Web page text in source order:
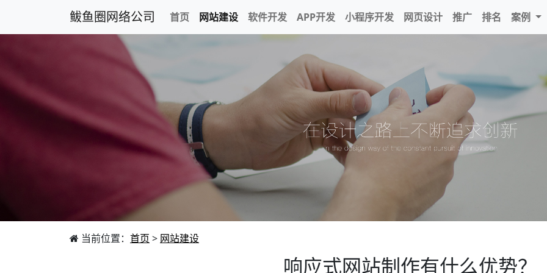
鲅鱼圈网络公司 首页 网站建设 软件开发 APP开发 小程序开发 网页设计 推广 排名 案例
当前位置： 首页 > 网站建设
响应式网站制作有什么优势？